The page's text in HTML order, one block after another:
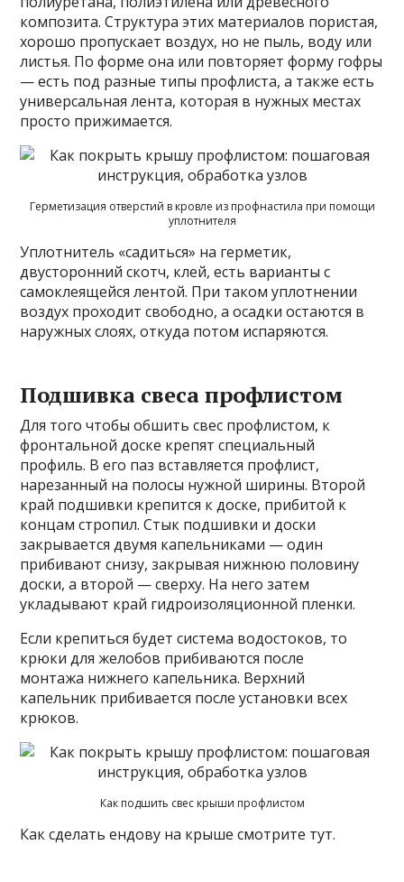
композита. Структура этих материалов пористая,
хорошо пропускает воздух, но не пыль, воду или
листья. По форме она или повторяет форму гофры
— есть под разные типы профлиста, а также есть
универсальная лента, которая в нужных местах
просто прижимается.
Герметизация отверстий в кровле из профнастила при помощи
уплотнителя
Уплотнитель «садиться» на герметик,
двусторонний скотч, клей, есть варианты с
самоклеящейся лентой. При таком уплотнении
воздух проходит свободно, а осадки остаются в
наружных слоях, откуда потом испаряются.
Подшивка свеса профлистом
Для того чтобы обшить свес профлистом, к
фронтальной доске крепят специальный
профиль. В его паз вставляется профлист,
нарезанный на полосы нужной ширины. Второй
край подшивки крепится к доске, прибитой к
концам стропил. Стык подшивки и доски
закрывается двумя капельниками — один
прибивают снизу, закрывая нижнюю половину
доски, а второй — сверху. На него затем
укладывают край гидроизоляционной пленки.
Если крепиться будет система водостоков, то
крюки для желобов прибиваются после
монтажа нижнего капельника. Верхний
капельник прибивается после установки всех
крюков.
Как подшить свес крыши профлистом
Как сделать ендову на крыше смотрите тут.